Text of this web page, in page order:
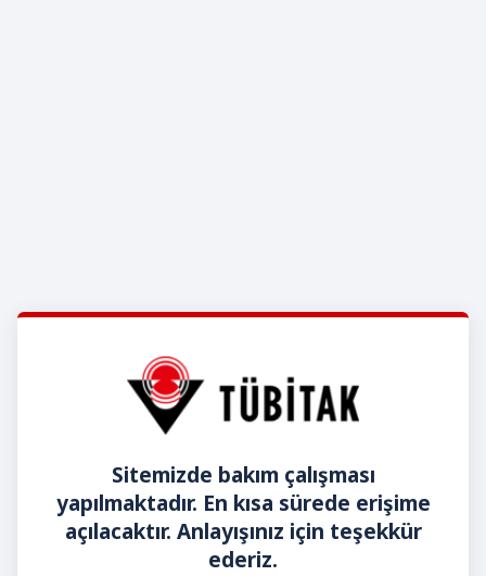
Sitemizde bakım çalışması
yapılmaktadır. En kısa sürede erişime
açılacaktır. Anlayışınız için teşekkür
ederiz.